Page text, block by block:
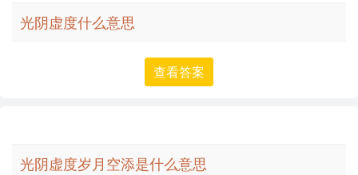
学习
光阴虚度什么意思
查看答案
光阴虚度岁月空添是什么意思